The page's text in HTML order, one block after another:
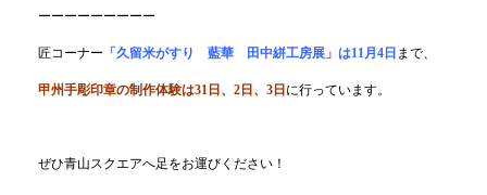
ーーーーーーーーー
匠コーナー 「 久留米がすり 藍華 田中絣工房展 」は11月4日 まで、
甲州手彫印章の制作体験は31日、2日、3日 に行っています。
ぜひ青山スクエアへ足をお運びください！